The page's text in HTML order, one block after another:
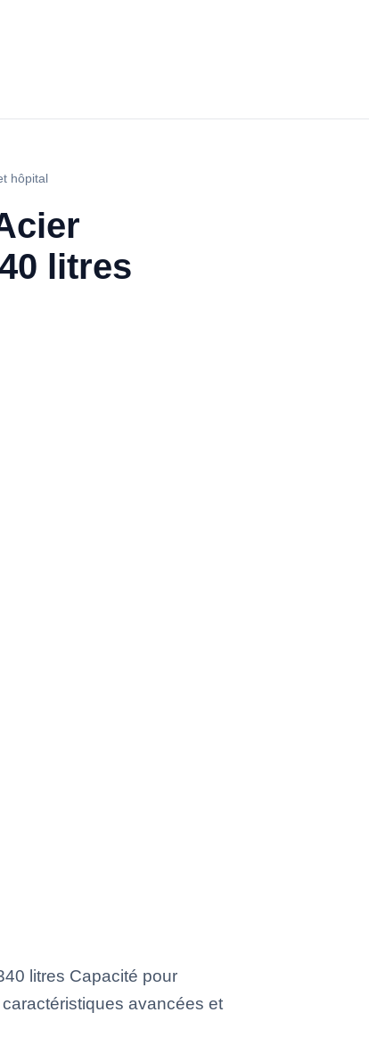
hôpital
litres
litres Capacité pour
avancées et